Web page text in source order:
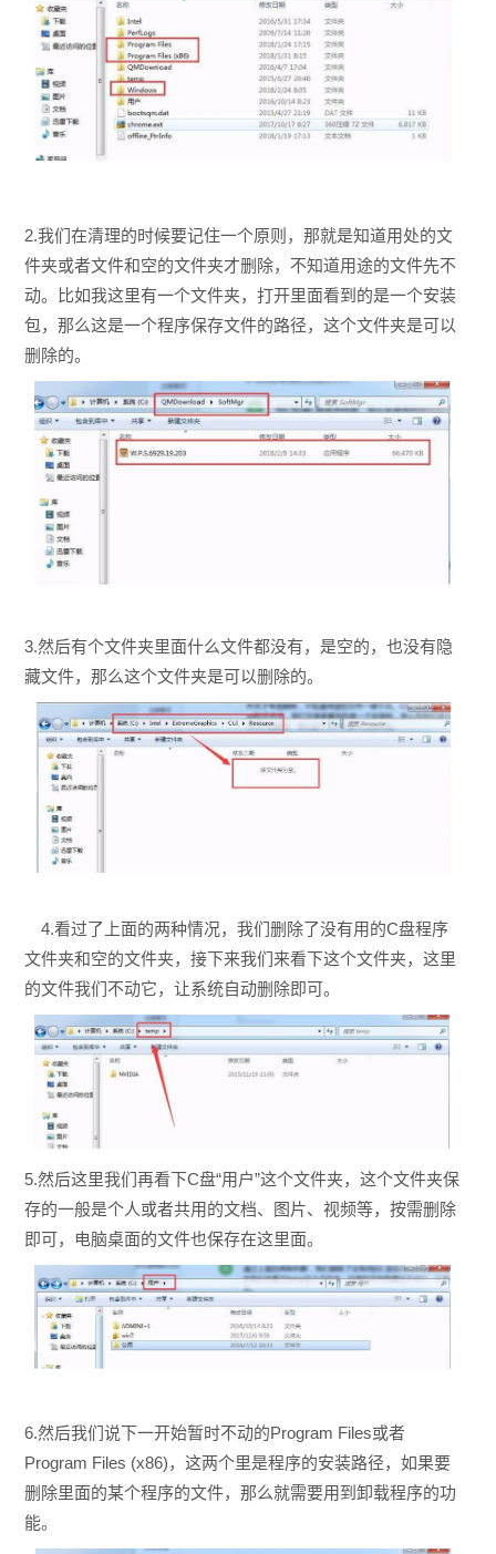
2.我们在清理的时候要记住一个原则，那就是知道用处的文
件夹或者文件和空的文件夹才删除，不知道用途的文件先不
动。比如我这里有一个文件夹，打开里面看到的是一个安装
包，那么这是一个程序保存文件的路径，这个文件夹是可以
删除的。
3.然后有个文件夹里面什么文件都没有，是空的，也没有隐
藏文件，那么这个文件夹是可以删除的。
4.看过了上面的两种情况，我们删除了没有用的C盘程序
文件夹和空的文件夹，接下来我们来看下这个文件夹，这里
的文件我们不动它，让系统自动删除即可。
5.然后这里我们再看下C盘“用户”这个文件夹，这个文件夹保
存的一般是个人或者共用的文档、图片、视频等，按需删除
即可，电脑桌面的文件也保存在这里面。
6.然后我们说下一开始暂时不动的Program Files或者
Program Files (x86)，这两个里是程序的安装路径，如果要
删除里面的某个程序的文件，那么就需要用到卸载程序的功
能。